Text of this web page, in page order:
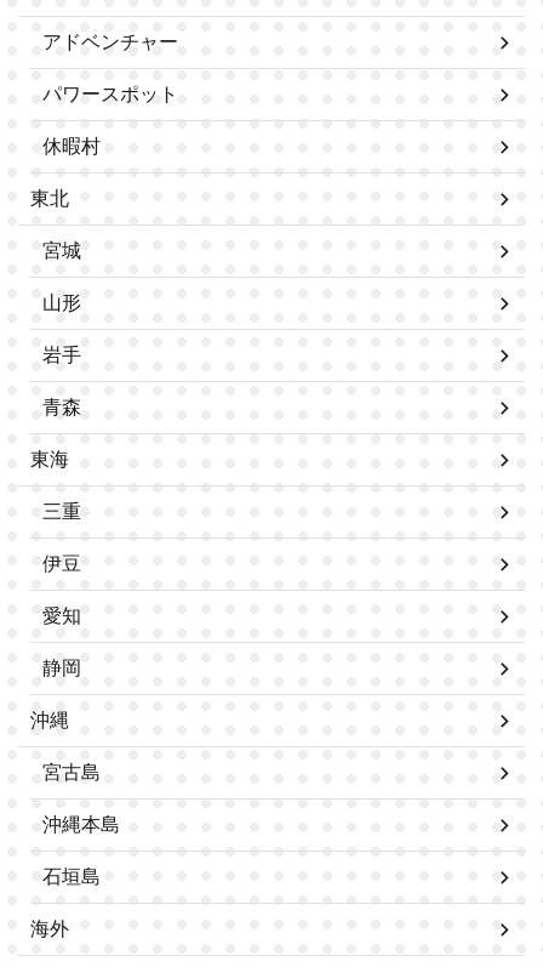
アドベンチャー
パワースポット
休暇村
東北
宮城
山形
岩手
青森
東海
三重
伊豆
愛知
静岡
沖縄
宮古島
沖縄本島
石垣島
海外